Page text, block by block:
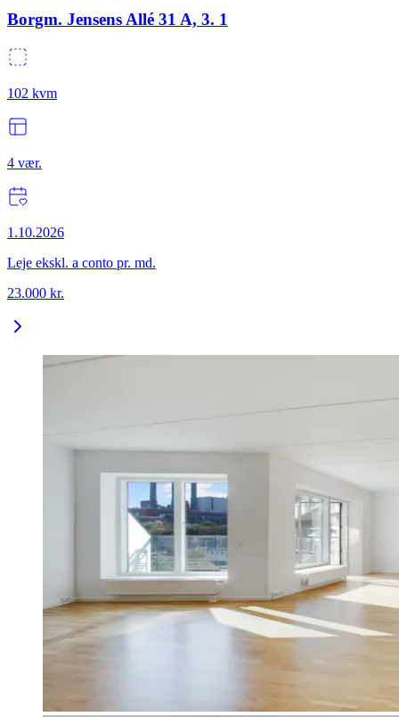
Borgm. Jensens Allé 31 A, 3. 1
102 kvm
4 vær.
1.10.2026
Leje ekskl. a conto pr. md.
23.000 kr.